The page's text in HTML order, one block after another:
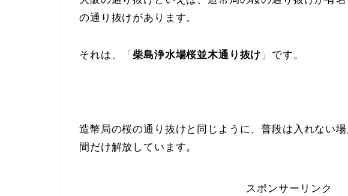
の通り抜けがあります。
それは、「柴島浄水場桜並木通り抜け 」です。
造幣局の桜の通り抜けと同じように、普段は入れない
間だけ解放しています。
スポンサーリンク